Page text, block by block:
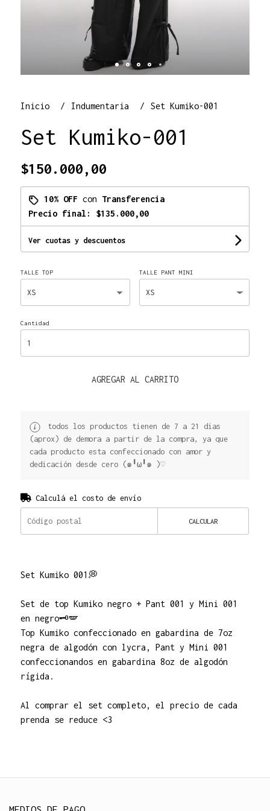
Inicio Indumentaria Set Kumiko-001
Set Kumiko-001
$150.000,00
10% OFF con Transferencia
Precio final: $135.000,00
Ver cuotas y descuentos
TALLE TOP TALLE PANT MINI
Cantidad
AGREGAR AL CARRITO
todos los productos tienen de 7 a 21 dias
(aprox) de demora a partir de la compra, ya que
cada producto esta confeccionado con amor y
dedicación desde cero (๑╹ω╹๑ )♡
Calculá el costo de envío
CALCULAR
Set Kumiko 001💭
Set de top Kumiko negro + Pant 001 y Mini 001
en negro🗝️🪽
Top Kumiko confeccionado en gabardina de 7oz
negra de algodón con lycra, Pant y Mini 001
confeccionandos en gabardina 8oz de algodón
rígida.
Al comprar el set completo, el precio de cada
prenda se reduce <3